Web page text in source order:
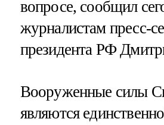
вопросе, сообщил
журналистам пресс-
президента РФ
Вооруженные силы
являются